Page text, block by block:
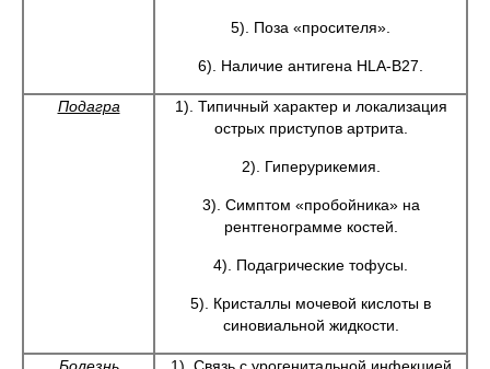
5). Поза «просителя».
6). Наличие антигена HLA-B27.
Подагра
1). Типичный характер и локализация
острых приступов артрита.
2). Гиперурикемия.
3). Симптом «пробойника» на
рентгенограмме костей.
4). Подагрические тофусы.
5). Кристаллы мочевой кислоты в
синовиальной жидкости.